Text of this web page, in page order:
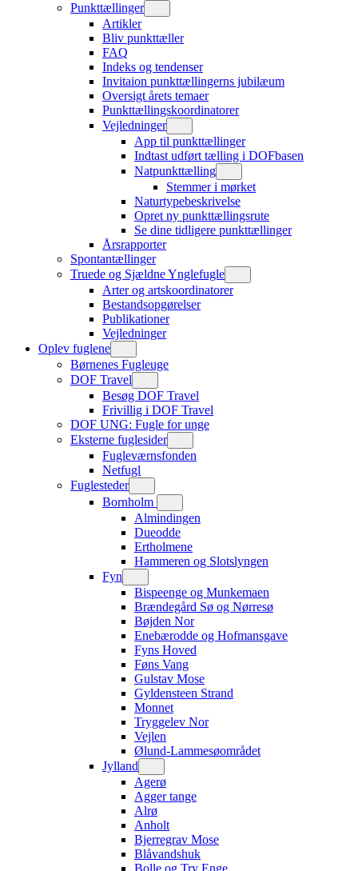
Punkttællinger
Artikler
Bliv punkttæller
FAQ
Indeks og tendenser
Invitaion punkttællingerns jubilæum
Oversigt årets temaer
Punkttællingskoordinatorer
Vejledninger
App til punkttællinger
Indtast udført tælling i DOFbasen
Natpunkttælling
Stemmer i mørket
Naturtypebeskrivelse
Opret ny punkttællingsrute
Se dine tidligere punkttællinger
Årsrapporter
Spontantællinger
Truede og Sjældne Ynglefugle
Arter og artskoordinatorer
Bestandsopgørelser
Publikationer
Vejledninger
Oplev fuglene
Børnenes Fugleuge
DOF Travel
Besøg DOF Travel
Frivillig i DOF Travel
DOF UNG: Fugle for unge
Eksterne fuglesider
Fugleværnsfonden
Netfugl
Fuglesteder
Bornholm
Almindingen
Dueodde
Ertholmene
Hammeren og Slotslyngen
Fyn
Bispeenge og Munkemaen
Brændegård Sø og Nørresø
Bøjden Nor
Enebærodde og Hofmansgave
Fyns Hoved
Føns Vang
Gulstav Mose
Gyldensteen Strand
Monnet
Tryggelev Nor
Vejlen
Ølund-Lammesøområdet
Jylland
Agerø
Agger tange
Alrø
Anholt
Bjerregrav Mose
Blåvandshuk
Bolle og Try Enge